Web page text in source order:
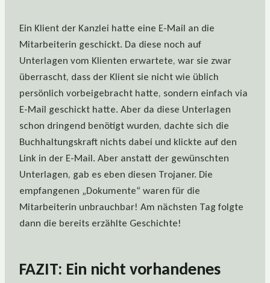
Ein Klient der Kanzlei hatte eine E-Mail an die
Mitarbeiterin geschickt. Da diese noch auf
Unterlagen vom Klienten erwartete, war sie zwar
überrascht, dass der Klient sie nicht wie üblich
persönlich vorbeigebracht hatte, sondern einfach via
E-Mail geschickt hatte. Aber da diese Unterlagen
schon dringend benötigt wurden, dachte sich die
Buchhaltungskraft nichts dabei und klickte auf den
Link in der E-Mail. Aber anstatt der gewünschten
Unterlagen, gab es eben diesen Trojaner. Die
empfangenen „Dokumente“ waren für die
Mitarbeiterin unbrauchbar! Am nächsten Tag folgte
dann die bereits erzählte Geschichte!
FAZIT: Ein nicht vorhandenes